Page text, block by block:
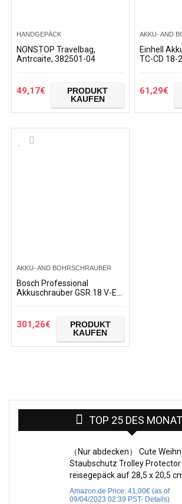
HANDGEPÄCK
NONSTOP Travelbag,
Antrcaite, 382501-04
49,17€
PRODUKT
KAUFEN
AKKU- AND
Einhell
TC-CD 18-
61,29€
AKKU- AND BOHRSCHRAUBER
Bosch Professional
Akkuschrauber GSR 18 V-EC
in L-BOXX)+Bosch…
301,26€
PRODUKT
KAUFEN
TOP 25 DES
（Nur abdecken） Cute
Staubschutz Trolley Protector
reisegepäck auf 28,5 x 20,5
Amazon.de Price: 41,00€ (as of
09/04/2023 02:39 PST- Details)